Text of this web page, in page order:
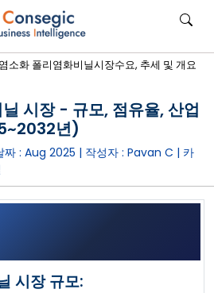
• 에너지 및 전력 • 식품 및 음료
• 사례 연구
염소화 폴리염화비닐시장수요, 추세 및 개요
시장 - 규모, 점유율, 산업
년)
짜 : Aug 2025 | 작성자 : Pavan C | 카
시장 규모: